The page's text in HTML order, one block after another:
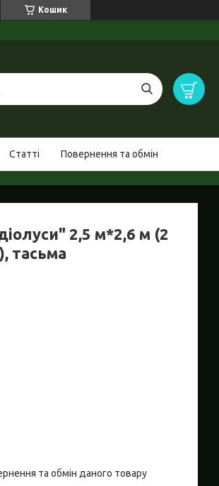
Кошик
Статті Повернення та обмін
2,5 м*2,6 м (2
тасьма
та обмін даного товару